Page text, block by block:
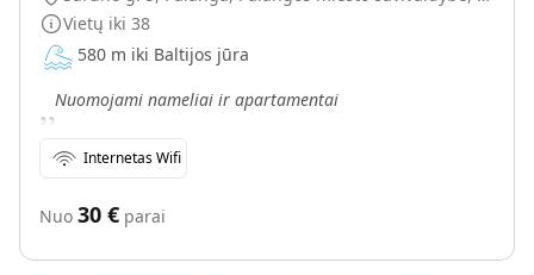
Vietų iki 38
580 m iki Baltijos jūra
„Nuomojami nameliai ir apartamentai
Internetas Wifi
Nuo 30 € parai